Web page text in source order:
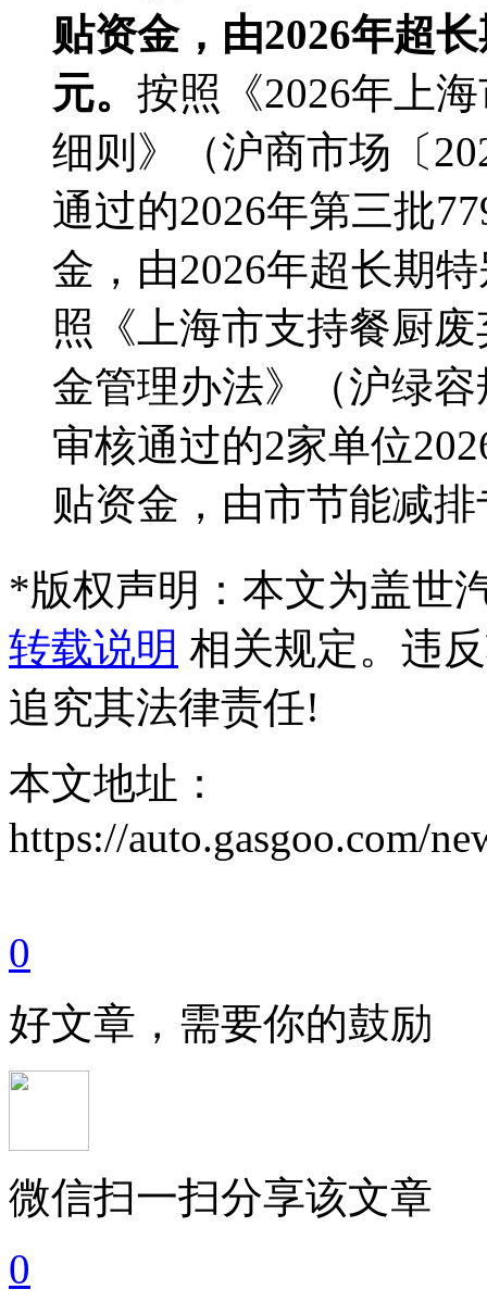
贴资金，由2026年超
元。 按照《2026年上
细则》（沪商市场〔
通过的2026年第三批
金，由2026年超长期
照《上海市支持餐厨
金管理办法》（沪绿
审核通过的2家单位
贴资金，由市节能减
*版权声明：本文为盖世
转载说明 相关规定。违
追究其法律责任!
本文地址：
https://auto.gasgoo.com/
0
好文章，需要你的鼓励
微信扫一扫分享该文章
0